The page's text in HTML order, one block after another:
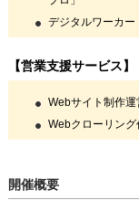
デジタルワーカー
【営業支援サービス】
Webサイト制作運
Webクローリング
開催概要